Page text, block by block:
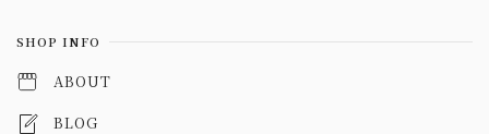
SHOP INFO
ABOUT
BLOG